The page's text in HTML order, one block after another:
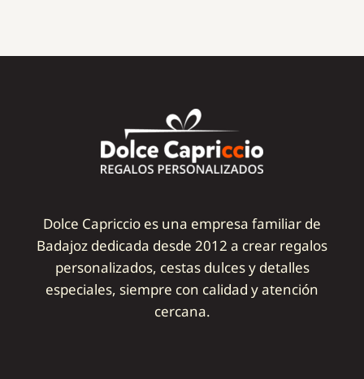
Dolce Capriccio es una empresa familiar de
Badajoz dedicada desde 2012 a crear regalos
personalizados, cestas dulces y detalles
especiales, siempre con calidad y atención
cercana.